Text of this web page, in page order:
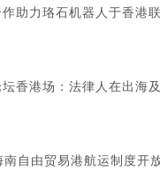
助力珞石机器人于香港
香港场：法律人在出海
自由贸易港航运制度开